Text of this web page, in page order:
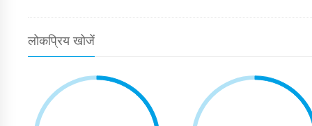
लोकप्रिय खोजें